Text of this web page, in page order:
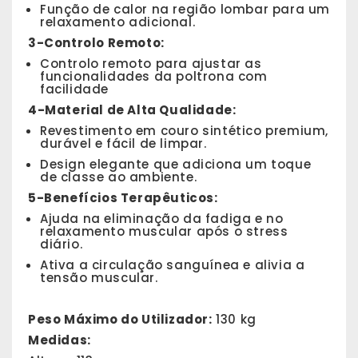
Função de calor na região lombar para um
relaxamento adicional.
3-Controlo Remoto:
Controlo remoto para ajustar as
funcionalidades da poltrona com
facilidade
4-Material de Alta Qualidade:
Revestimento em couro sintético premium,
durável e fácil de limpar.
Design elegante que adiciona um toque
de classe ao ambiente.
5-Benefícios Terapêuticos:
Ajuda na eliminação da fadiga e no
relaxamento muscular após o stress
diário.
Ativa a circulação sanguínea e alivia a
tensão muscular.
Peso Máximo do Utilizador: 130 kg
Medidas: